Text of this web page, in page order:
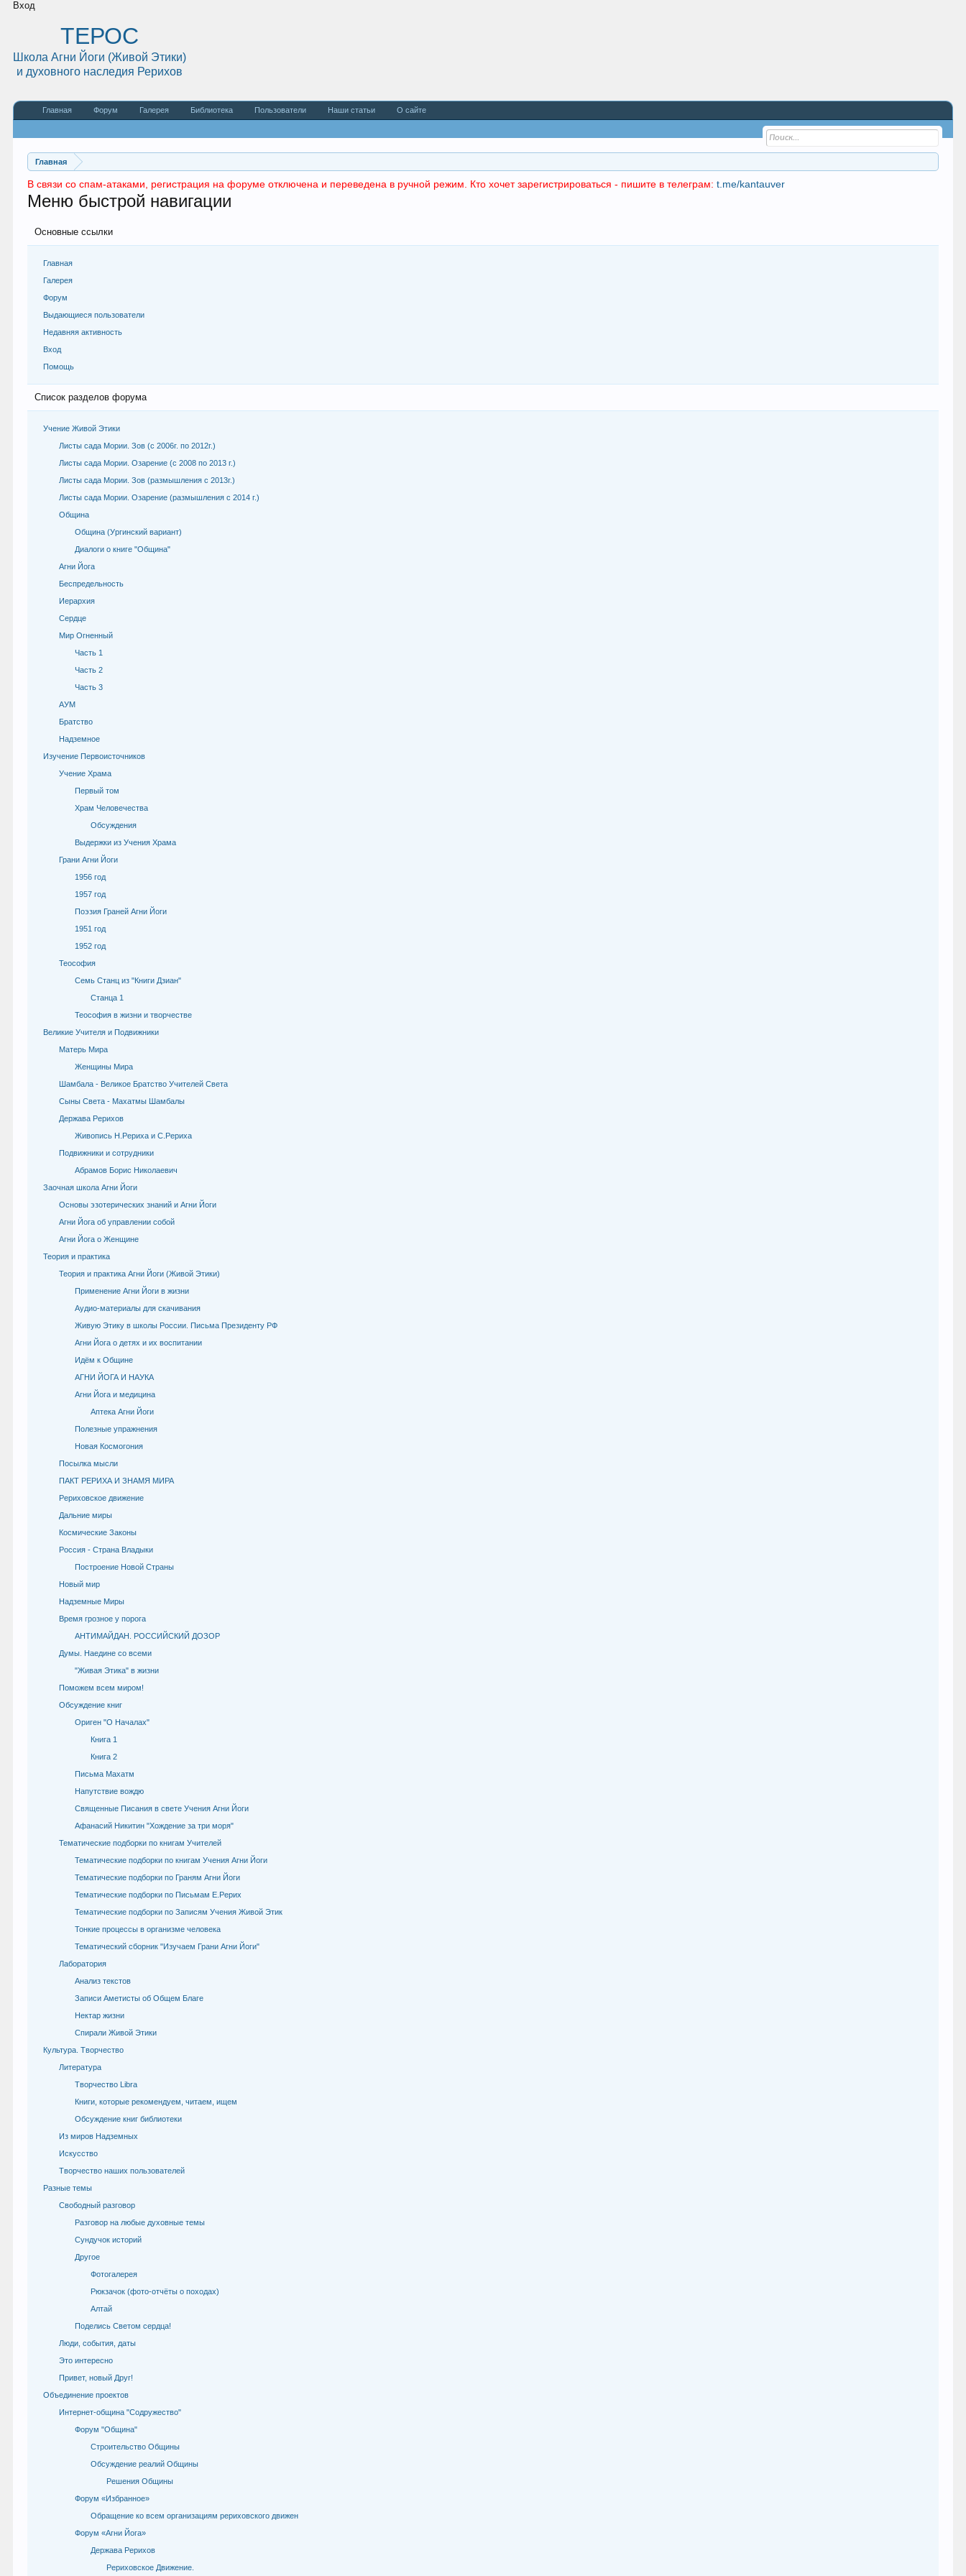
Вход
Главная
В связи со спам-атаками, регистрация на форуме отключена и переведена в ручной режим. Кто хочет зарегистрироваться - пишите в телеграм: t.me/kantauver
Меню быстрой навигации
Основные ссылки
Главная
Галерея
Форум
Выдающиеся пользователи
Недавняя активность
Вход
Помощь
Список разделов форума
Учение Живой Этики
Листы сада Мории. Зов (с 2006г. по 2012г.)
Листы сада Мории. Озарение (с 2008 по 2013 г.)
Листы сада Мории. Зов (размышления с 2013г.)
Листы сада Мории. Озарение (размышления с 2014 г.)
Община
Община (Ургинский вариант)
Диалоги о книге "Община"
Агни Йога
Беспредельность
Иерархия
Сердце
Мир Огненный
Часть 1
Часть 2
Часть 3
АУМ
Братство
Надземное
Изучение Первоисточников
Учение Храма
Первый том
Храм Человечества
Обсуждения
Выдержки из Учения Храма
Грани Агни Йоги
1956 год
1957 год
Поэзия Граней Агни Йоги
1951 год
1952 год
Теософия
Семь Станц из "Книги Дзиан"
Станца 1
Теософия в жизни и творчестве
Великие Учителя и Подвижники
Матерь Мира
Женщины Мира
Шамбала - Великое Братство Учителей Света
Сыны Света - Махатмы Шамбалы
Держава Рерихов
Живопись Н.Рериха и С.Рериха
Подвижники и сотрудники
Абрамов Борис Николаевич
Заочная школа Агни Йоги
Основы эзотерических знаний и Агни Йоги
Агни Йога об управлении собой
Агни Йога о Женщине
Теория и практика
Теория и практика Агни Йоги (Живой Этики)
Применение Агни Йоги в жизни
Аудио-материалы для скачивания
Живую Этику в школы России. Письма Президенту РФ
Агни Йога о детях и их воспитании
Идём к Общине
АГНИ ЙОГА И НАУКА
Агни Йога и медицина
Аптека Агни Йоги
Полезные упражнения
Новая Космогония
Посылка мысли
ПАКТ РЕРИХА И ЗНАМЯ МИРА
Рериховское движение
Дальние миры
Космические Законы
Россия - Страна Владыки
Построение Новой Страны
Новый мир
Надземные Миры
Время грозное у порога
АНТИМАЙДАН. РОССИЙСКИЙ ДОЗОР
Думы. Наедине со всеми
"Живая Этика" в жизни
Поможем всем миром!
Обсуждение книг
Ориген "О Началах"
Книга 1
Книга 2
Письма Махатм
Напутствие вождю
Священные Писания в свете Учения Агни Йоги
Афанасий Никитин "Хождение за три моря"
Тематические подборки по книгам Учителей
Тематические подборки по книгам Учения Агни Йоги
Тематические подборки по Граням Агни Йоги
Тематические подборки по Письмам Е.Рерих
Тематические подборки по Записям Учения Живой Этик
Тонкие процессы в организме человека
Тематический сборник "Изучаем Грани Агни Йоги"
Лаборатория
Анализ текстов
Записи Аметисты об Общем Благе
Нектар жизни
Спирали Живой Этики
Культура. Творчество
Литература
Творчество Libra
Книги, которые рекомендуем, читаем, ищем
Обсуждение книг библиотеки
Из миров Надземных
Искусство
Творчество наших пользователей
Разные темы
Свободный разговор
Разговор на любые духовные темы
Сундучок историй
Другое
Фотогалерея
Рюкзачок (фото-отчёты о походах)
Алтай
Поделись Светом сердца!
Люди, события, даты
Это интересно
Привет, новый Друг!
Объединение проектов
Интернет-община "Содружество"
Форум "Община"
Строительство Общины
Обсуждение реалий Общины
Решения Общины
Форум «Избранное»
Обращение ко всем организациям рериховского движен
Форум «Агни Йога»
Держава Рерихов
Рериховское Движение.
ТЕРОС
Школа Агни Йоги (Живой Этики)
и духовного наследия Рерихов
Главная Форум Галерея Библиотека Пользователи Наши статьи О сайте